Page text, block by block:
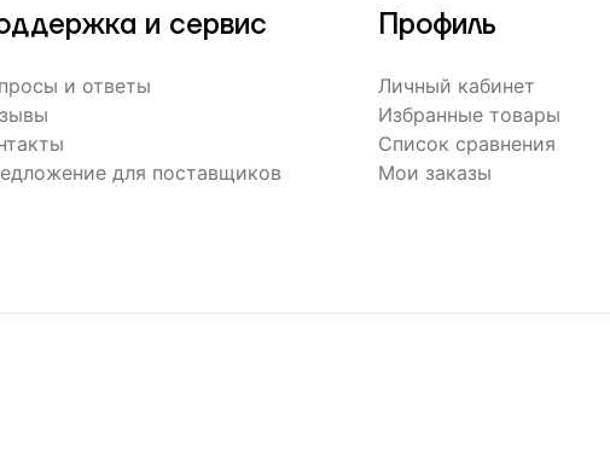
и сервис
и ответы
для поставщиков
Профиль
Личный кабинет
Избранные товары
Список сравнения
Мои заказы